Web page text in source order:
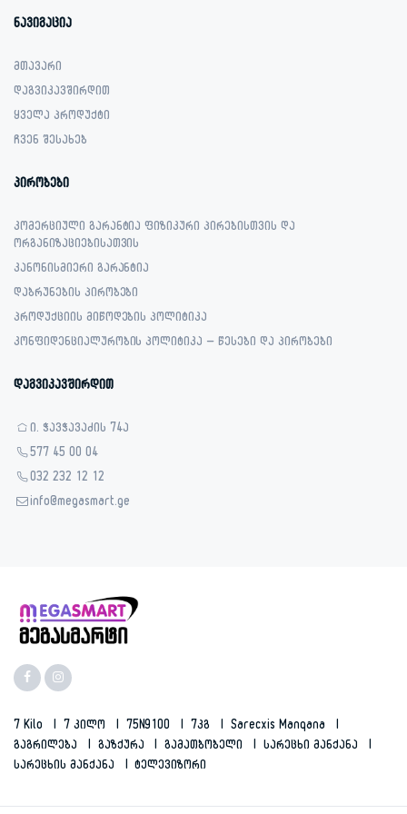
ნავიგაცია
მთავარი
დაგვიკავშირდით
ყველა პროდუქტი
ჩვენ შესახებ
პირობები
კომერციული გარანტია ფიზიკური პირებისთვის და
ორგანიზაციებისათვის
კანონისმიერი გარანტია
დაბრუნების პირობები
პროდუქციის მიწოდების პოლიტიკა
კონფიდენციალურობის პოლიტიკა – წესები და პირობები
დაგვიკავშირდით
ი. ჭავჭავაძის 74ა
577 45 00 04
032 232 12 12
info@megasmart.ge
7 Kilo 7 Კილო 75N9100 7კგ
Sarecxis Manqana
Გაგრილება
Გაზქურა Გამათბობელი
Სარეცხი Მანქანა
Სარეცხის Მანქანა
Ტელევიზორი